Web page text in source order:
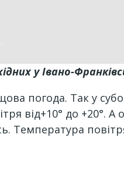
у Івано-
погода. Так у
від+10° до +20°. А
повітря